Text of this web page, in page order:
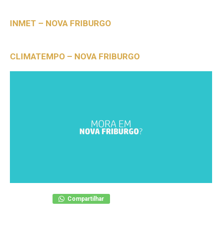
INMET – NOVA FRIBURGO
CLIMATEMPO – NOVA FRIBURGO
Compartilhar